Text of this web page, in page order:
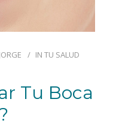
IN TU SALUD
Tu Boca